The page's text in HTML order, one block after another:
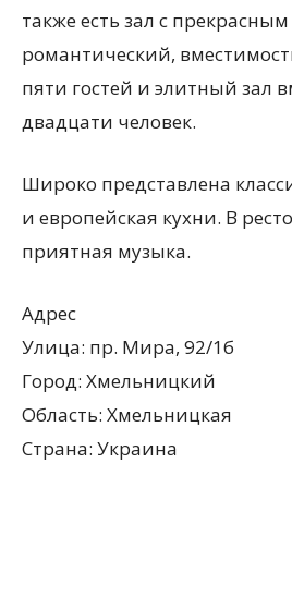
обо
также есть зал с
романтический,
пяти гостей и элитный зал
двадцати человек.
Широко представлена
и европейская кухни. В
приятная музыка.
Адрес
Улица: пр. Мира, 92/1б
Город: Хмельницкий
Область: Хмельницкая
Страна: Украина